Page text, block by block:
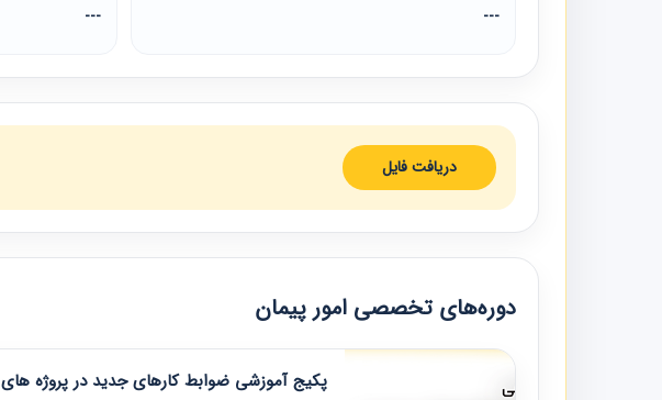
---
---
دریافت فایل
دوره‌های تخصصی امور پیمان
پکیج آموزشی ضوابط کارهای جدید در پروژه های